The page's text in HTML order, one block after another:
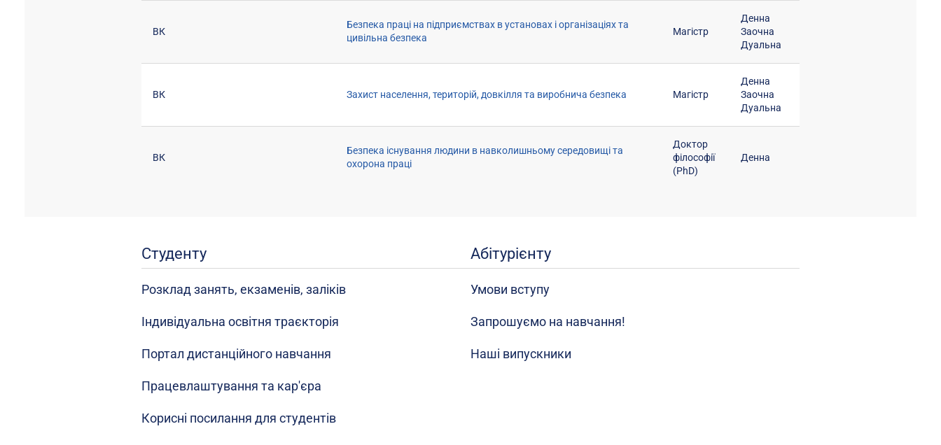
ВК
Безпека праці на підприємствах в установах і організаціях та
цивільна безпека
Магістр
Денна
Заочна
Дуальна
ВК Захист населення, територій, довкілля та виробнича безпека Магістр
Денна
Заочна
Дуальна
ВК
Безпека існування людини в навколишньому середовищі та
охорона праці
Доктор
філософії
(PhD)
Денна
Студенту
Розклад занять, екзаменів, заліків
Індивідуальна освітня траєкторія
Портал дистанційного навчання
Працевлаштування та кар'єра
Корисні посилання для студентів
Абітурієнту
Умови вступу
Запрошуємо на навчання!
Наші випускники